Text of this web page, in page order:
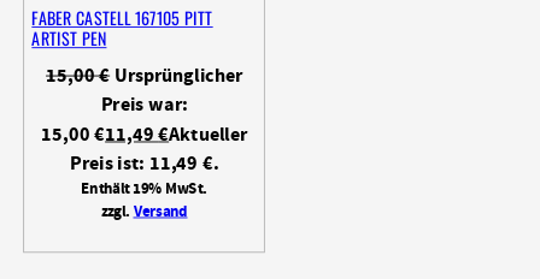
FABER CASTELL 167105 PITT
ARTIST PEN
15,00€ Ursprünglicher
Preis war:
15,00 €11,49€Aktueller
Preis ist: 11,49 €.
Enthält 19% MwSt.
zzgl.Versand